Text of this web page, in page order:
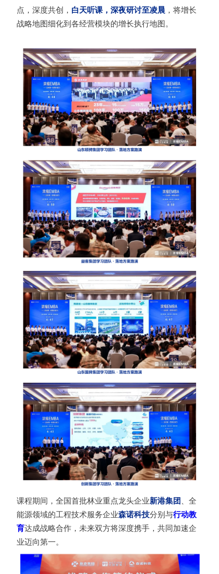
点，深度共创， 白天听课，深夜研讨至凌晨，将增长
战略地图细化到各经营模块的增长执行地图。
课程期间，全国首批林业重点龙头企业新港集团 、全
能源领域的工程技术服务企业森诺科技分别与行动教
育达成战略合作，未来双方将深度携手，共同加速企
业迈向第一。